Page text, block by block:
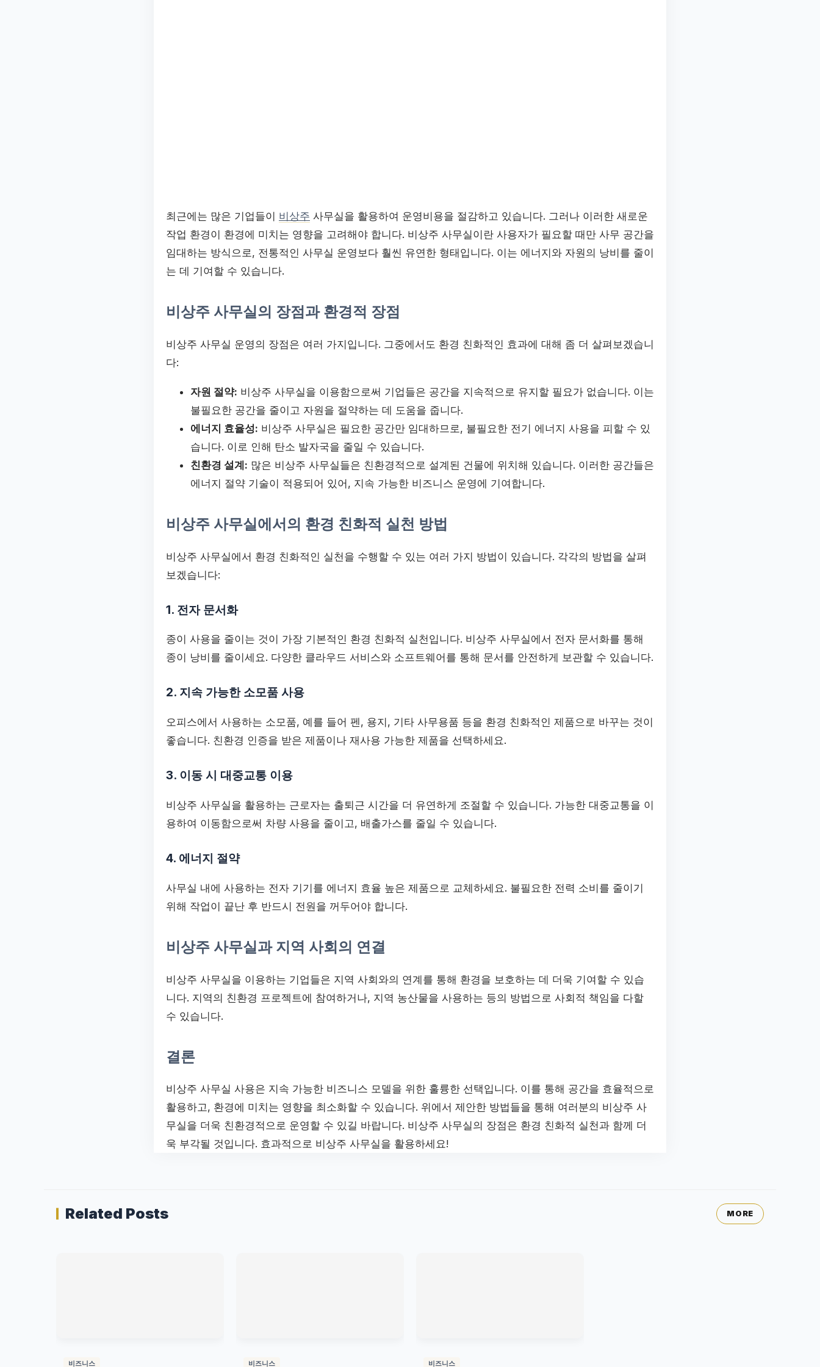
최근에는 많은 기업들이 비상주 사무실을 활용하여 운영비용을 절감하고 있습니다. 그러나 이러한 새로운
작업 환경이 환경에 미치는 영향을 고려해야 합니다. 비상주 사무실이란 사용자가 필요할 때만 사무 공간을
임대하는 방식으로, 전통적인 사무실 운영보다 훨씬 유연한 형태입니다. 이는 에너지와 자원의 낭비를 줄이
는 데 기여할 수 있습니다.
비상주 사무실의 장점과 환경적 장점
비상주 사무실 운영의 장점은 여러 가지입니다. 그중에서도 환경 친화적인 효과에 대해 좀 더 살펴보겠습니
다:
자원 절약: 비상주 사무실을 이용함으로써 기업들은 공간을 지속적으로 유지할 필요가 없습니다. 이는
불필요한 공간을 줄이고 자원을 절약하는 데 도움을 줍니다.
에너지 효율성: 비상주 사무실은 필요한 공간만 임대하므로, 불필요한 전기 에너지 사용을 피할 수 있
습니다. 이로 인해 탄소 발자국을 줄일 수 있습니다.
친환경 설계: 많은 비상주 사무실들은 친환경적으로 설계된 건물에 위치해 있습니다. 이러한 공간들은
에너지 절약 기술이 적용되어 있어, 지속 가능한 비즈니스 운영에 기여합니다.
비상주 사무실에서의 환경 친화적 실천 방법
비상주 사무실에서 환경 친화적인 실천을 수행할 수 있는 여러 가지 방법이 있습니다. 각각의 방법을 살펴
보겠습니다:
1. 전자 문서화
종이 사용을 줄이는 것이 가장 기본적인 환경 친화적 실천입니다. 비상주 사무실에서 전자 문서화를 통해
종이 낭비를 줄이세요. 다양한 클라우드 서비스와 소프트웨어를 통해 문서를 안전하게 보관할 수 있습니다.
2. 지속 가능한 소모품 사용
오피스에서 사용하는 소모품, 예를 들어 펜, 용지, 기타 사무용품 등을 환경 친화적인 제품으로 바꾸는 것이
좋습니다. 친환경 인증을 받은 제품이나 재사용 가능한 제품을 선택하세요.
3. 이동 시 대중교통 이용
비상주 사무실을 활용하는 근로자는 출퇴근 시간을 더 유연하게 조절할 수 있습니다. 가능한 대중교통을 이
용하여 이동함으로써 차량 사용을 줄이고, 배출가스를 줄일 수 있습니다.
4. 에너지 절약
사무실 내에 사용하는 전자 기기를 에너지 효율 높은 제품으로 교체하세요. 불필요한 전력 소비를 줄이기
위해 작업이 끝난 후 반드시 전원을 꺼두어야 합니다.
비상주 사무실과 지역 사회의 연결
비상주 사무실을 이용하는 기업들은 지역 사회와의 연계를 통해 환경을 보호하는 데 더욱 기여할 수 있습
니다. 지역의 친환경 프로젝트에 참여하거나, 지역 농산물을 사용하는 등의 방법으로 사회적 책임을 다할
수 있습니다.
결론
비상주 사무실 사용은 지속 가능한 비즈니스 모델을 위한 훌륭한 선택입니다. 이를 통해 공간을 효율적으로
활용하고, 환경에 미치는 영향을 최소화할 수 있습니다. 위에서 제안한 방법들을 통해 여러분의 비상주 사
무실을 더욱 친환경적으로 운영할 수 있길 바랍니다. 비상주 사무실의 장점은 환경 친화적 실천과 함께 더
욱 부각될 것입니다. 효과적으로 비상주 사무실을 활용하세요!
Related Posts MORE
비즈니스 비즈니스 비즈니스